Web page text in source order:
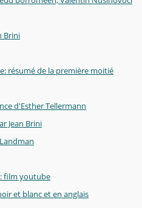
Brini
résumé de la première moitié
d'Esther Tellermann
Jean Brini
film youtube
et blanc et en anglais